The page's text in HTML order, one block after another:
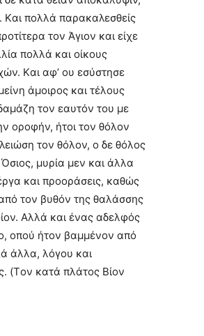
πολλά παρακαλεσθείς
τον Άγιον και είχε
πολλά και οίκους
Kαι αφ’ ου εσύστησε
άμοιρος και τέλους
τον εαυτόν του με
οροφήν, ήτοι τον θόλον
τον θόλον, ο δε θόλος
μυρία μεν και άλλα
και προοράσεις, καθώς
τον βυθόν της θαλάσσης
Aλλά και ένας αδελφός
οπού ήτον βαμμένον από
άλλα, λόγου και
(Tον κατά πλάτος Bίον